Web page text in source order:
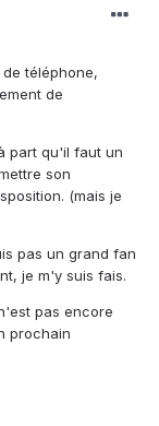
téléphone,
de
part qu'il faut un
son
(mais je
pas un grand fan
je m'y suis fais.
pas encore
prochain